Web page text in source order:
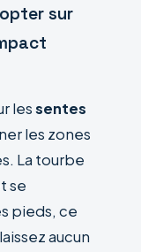
sur
lessentes
les zones
La tourbe
se
pieds, ce
aucun